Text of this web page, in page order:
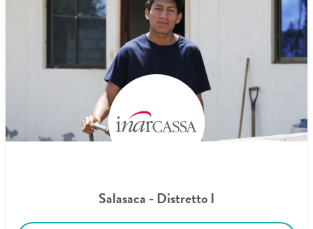
Salasaca - Distretto I